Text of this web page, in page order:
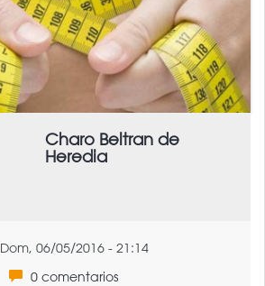
Charo Beltran de
Heredia
Dom, 06/05/2016 - 21:14
0 comentarios